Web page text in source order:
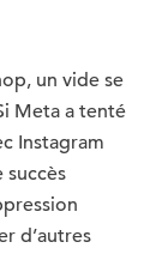
un vide se
Meta a tenté
Instagram
succès
d’autres